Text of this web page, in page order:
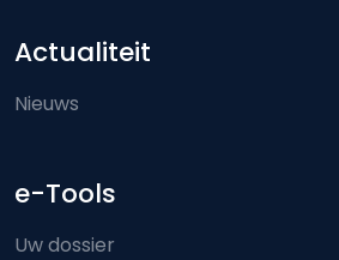
Actualiteit
Nieuws
e-Tools
Uw dossier